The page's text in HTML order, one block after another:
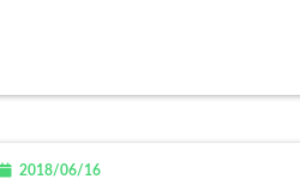
2018/06/16